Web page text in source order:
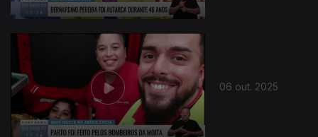
06 out. 2025